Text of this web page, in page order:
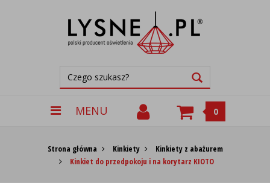
MENU 0
Strona główna Kinkiety
Kinkiety z abażurem
Kinkiet do przedpokoju i na korytarz KIOTO